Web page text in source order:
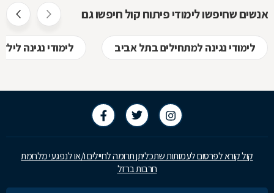
של
אנשים שחיפשו לימודי פיתוח קול חיפשו גם
לימודי נגינה למתחילים בתל אביב לימודי נגינה
קול קורא לפרסום לעמותות שתכליתן תרומה לחיילים ו/או לנפגעי מלחמת
חרבות ברזל